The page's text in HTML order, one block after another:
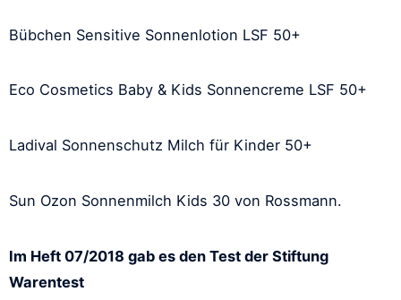
Bübchen Sensitive Sonnenlotion LSF 50+
Eco Cosmetics Baby & Kids Sonnencreme LSF 50+
Ladival Sonnenschutz Milch für Kinder 50+
Sun Ozon Sonnenmilch Kids 30 von Rossmann.
Im Heft 07/2018 gab es den Test der Stiftung
Warentest